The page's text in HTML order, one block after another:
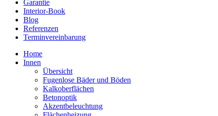
Garantie
Interior-Book
Blog
Referenzen
Terminvereinbarung
Home
Innen
Übersicht
Fugenlose Bäder und Böden
Kalkoberflächen
Betonoptik
Akzentbeleuchtung